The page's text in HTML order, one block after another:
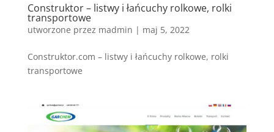
Construktor – listwy i łańcuchy rolkowe, rolki
transportowe
utworzone przez madmin | maj 5, 2022
Construktor.com – listwy i łańcuchy rolkowe, rolki
transportowe